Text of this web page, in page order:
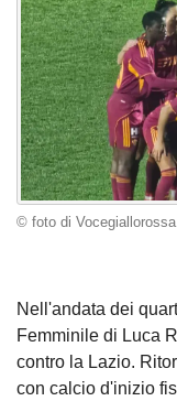
© foto di
Nell'andata dei
Femminile di Luca
contro la Lazio.
con calcio d'inizio